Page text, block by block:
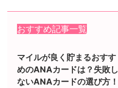
おすすめ記事一覧
マイルが良く貯まるおすす
めのANAカードは？失敗し
ないANAカードの選び方！